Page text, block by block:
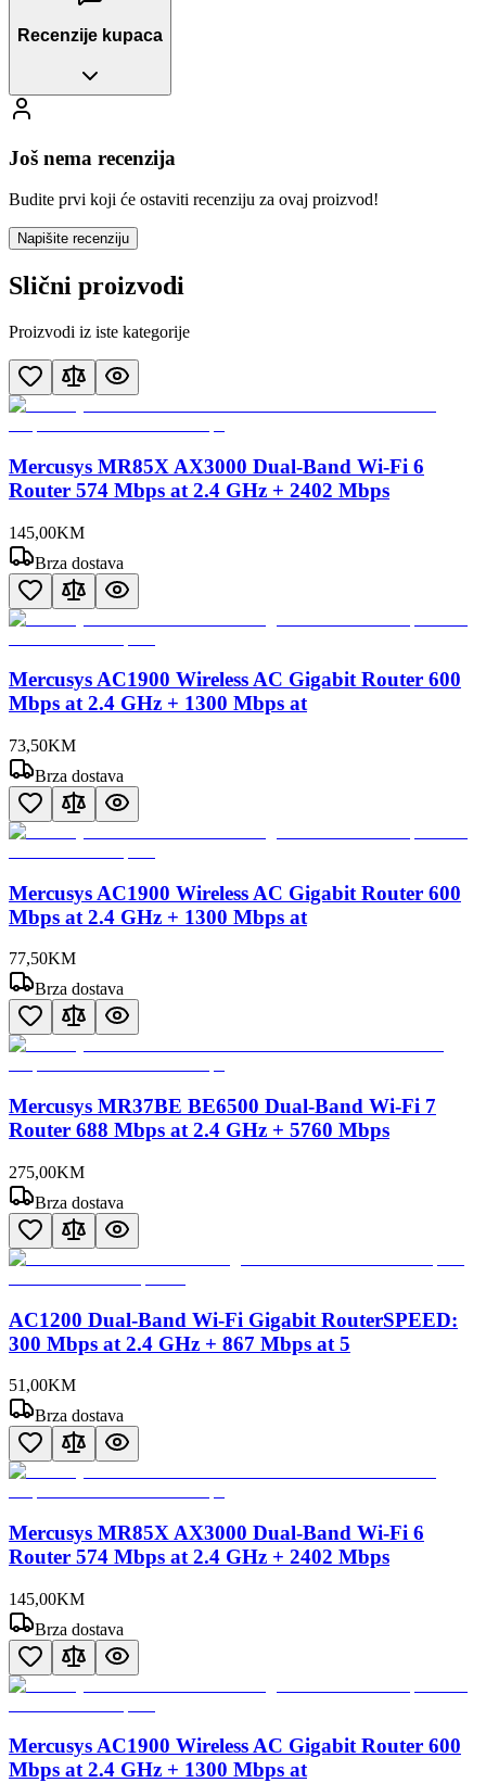
Recenzije kupaca
Još nema recenzija
Budite prvi koji će ostaviti recenziju za ovaj proizvod!
Napišite recenziju
Slični proizvodi
Proizvodi iz iste kategorije
Mercusys MR85X AX3000 Dual-Band Wi-Fi 6
Router 574 Mbps at 2.4 GHz + 2402 Mbps
145,00KM
Brza dostava
Mercusys AC1900 Wireless AC Gigabit Router 600
Mbps at 2.4 GHz + 1300 Mbps at
73,50KM
Brza dostava
Mercusys AC1900 Wireless AC Gigabit Router 600
Mbps at 2.4 GHz + 1300 Mbps at
77,50KM
Brza dostava
Mercusys MR37BE BE6500 Dual-Band Wi-Fi 7
Router 688 Mbps at 2.4 GHz + 5760 Mbps
275,00KM
Brza dostava
AC1200 Dual-Band Wi-Fi Gigabit RouterSPEED:
300 Mbps at 2.4 GHz + 867 Mbps at 5
51 ,00KM
Brza dostava
Mercusys MR85X AX3000 Dual-Band Wi-Fi 6
Router 574 Mbps at 2.4 GHz + 2402 Mbps
145,00KM
Brza dostava
Mercusys AC1900 Wireless AC Gigabit Router 600
Mbps at 2.4 GHz + 1300 Mbps at